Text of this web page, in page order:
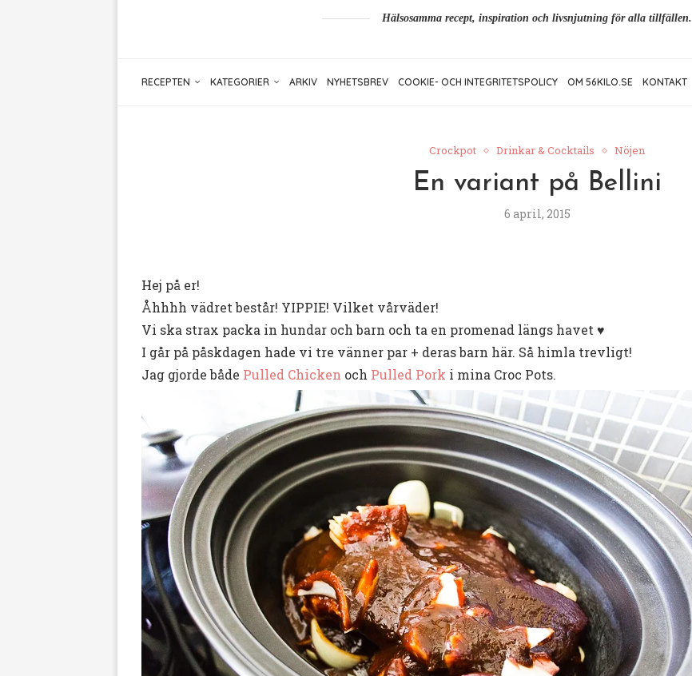
Hälsosamma recept, inspiration och livsnjutning för alla tillfällen.
RECEPTEN KATEGORIER ARKIV NYHETSBREV COOKIE- OCH INTEGRITETSPOLICY OM 56KILO.SE KONTAKT
Crockpot Drinkar & Cocktails Nöjen
En variant på Bellini
6 april, 2015
Hej på er!
Åhhhh vädret består! YIPPIE! Vilket vårväder!
Vi ska strax packa in hundar och barn och ta en promenad längs havet ♥
I går på påskdagen hade vi tre vänner par + deras barn här. Så himla trevligt!
Jag gjorde både Pulled Chicken och Pulled Pork i mina Croc Pots.